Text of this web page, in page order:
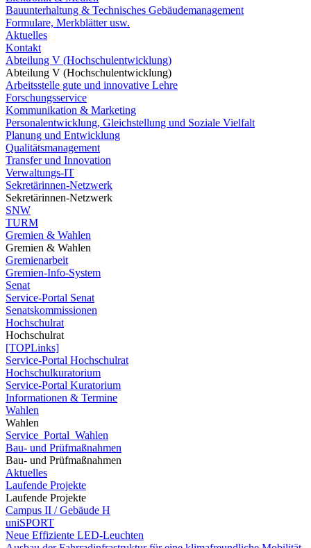
Bauunterhaltung & Technisches Gebäudemanagement
Formulare, Merkblätter usw.
Aktuelles
Kontakt
Abteilung V (Hochschulentwicklung)
Abteilung V (Hochschulentwicklung)
Arbeitsstelle gute und innovative Lehre
Forschungsservice
Kommunikation & Marketing
Personalentwicklung, Gleichstellung und Soziale Vielfalt
Planung und Entwicklung
Qualitätsmanagement
Transfer und Innovation
Verwaltungs-IT
Sekretärinnen-Netzwerk
Sekretärinnen-Netzwerk
SNW
TURM
Gremien & Wahlen
Gremien & Wahlen
Gremienarbeit
Gremien-Info-System
Senat
Service-Portal Senat
Senatskommissionen
Hochschulrat
Hochschulrat
[TOPLinks]
Service-Portal Hochschulrat
Hochschulkuratorium
Service-Portal Kuratorium
Informationen & Termine
Wahlen
Wahlen
Service_Portal_Wahlen
Bau- und Prüfmaßnahmen
Bau- und Prüfmaßnahmen
Aktuelles
Laufende Projekte
Laufende Projekte
Campus II / Gebäude H
uniSPORT
Neue Effiziente LED-Leuchten